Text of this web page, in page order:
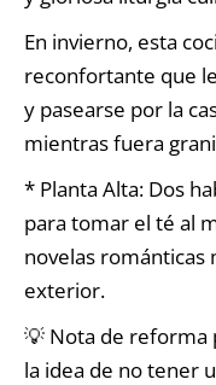
En invierno, esta
reconfortante que
y pasearse por la
mientras fuera
* Planta Alta: Dos
para tomar el té al
novelas
exterior.
💡 Nota de reforma
la idea de no tener